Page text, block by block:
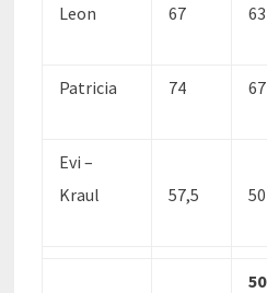
Leon 67 63
Patricia 74 67
Evi –
Kraul
57,5 50